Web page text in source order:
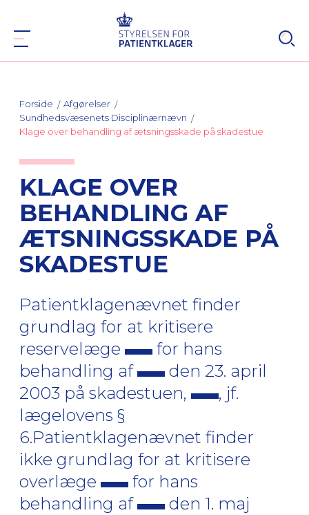
Forside
Afgørelser
Sundhedsvæsenets Disciplinærnævn
Klage over behandling af ætsningsskade på skadestue
KLAGE OVER
BEHANDLING AF
ÆTSNINGSSKADE PÅ
SKADESTUE
Patientklagenævnet finder
grundlag for at kritisere
reservelæge
for hans
behandling af
den 23. april
2003 på skadestuen,
, jf.
lægelovens §
6.Patientklagenævnet finder
ikke grundlag for at kritisere
overlæge
for hans
behandling af
den 1. maj